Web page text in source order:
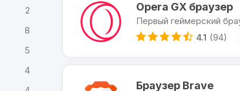
Opera GX браузер
Первый геймерский
4.1 (94)
Браузер Brave
2
8
5
4